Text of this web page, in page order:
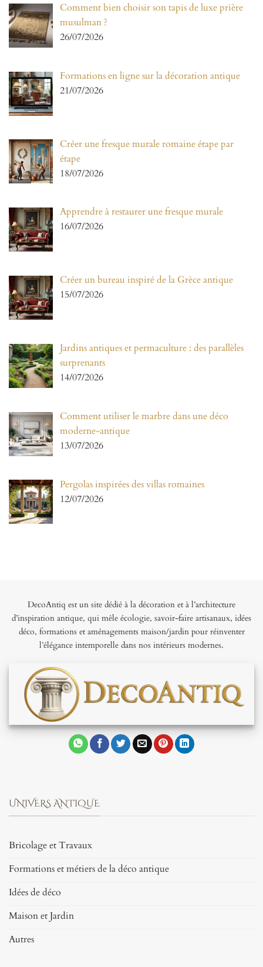
Comment bien choisir son tapis de luxe prière
musulman ?
26/07/2026
Formations en ligne sur la décoration antique
21/07/2026
Créer une fresque murale romaine étape par
étape
18/07/2026
Apprendre à restaurer une fresque murale
16/07/2026
Créer un bureau inspiré de la Grèce antique
15/07/2026
Jardins antiques et permaculture : des parallèles
surprenants
14/07/2026
Comment utiliser le marbre dans une déco
moderne-antique
13/07/2026
Pergolas inspirées des villas romaines
12/07/2026
DecoAntiq est un site dédié à la décoration et à l’architecture
d’inspiration antique, qui mêle écologie, savoir-faire artisanaux, idées
déco, formations et aménagements maison/jardin pour réinventer
l’élégance intemporelle dans nos intérieurs modernes.
UNIVERS ANTIQUE
Bricolage et Travaux
Formations et métiers de la déco antique
Idées de déco
Maison et Jardin
Autres